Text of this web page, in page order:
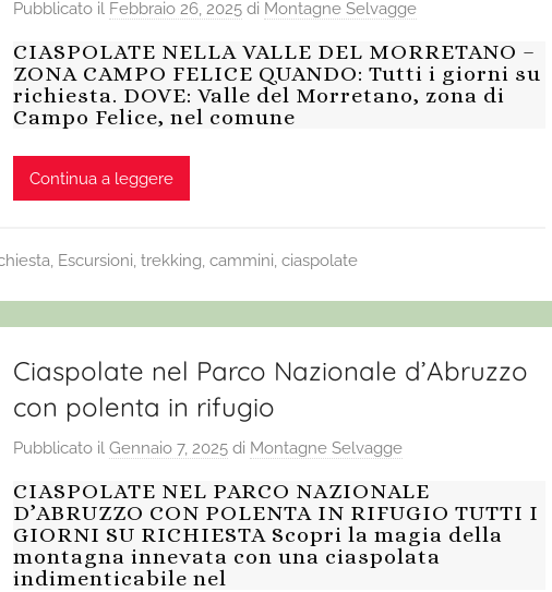
Pubblicato il Febbraio 26, 2025di Montagne Selvagge
CIASPOLATE NELLA VALLE DEL MORRETANO –
ZONA CAMPO FELICE QUANDO: Tutti i giorni su
richiesta. DOVE: Valle del Morretano, zona di
Campo Felice, nel comune
Continua a leggere
, Escursioni, trekking, cammini, ciaspolate
Ciaspolate nel Parco Nazionale d’Abruzzo
con polenta in rifugio
Pubblicato il Gennaio 7, 2025di Montagne Selvagge
CIASPOLATE NEL PARCO NAZIONALE
D’ABRUZZO CON POLENTA IN RIFUGIO TUTTI I
GIORNI SU RICHIESTA Scopri la magia della
montagna innevata con una ciaspolata
indimenticabile nel